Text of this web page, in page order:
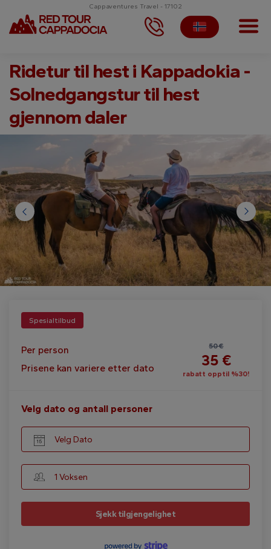
Cappaventures Travel - 17102
Ridetur til hest i Kappadokia -
Solnedgangstur til hest
gjennom daler
Spesialtilbud
Per person
Prisene kan variere etter dato
50 €
35 €
rabatt opptil %30!
Velg dato og antall personer
Velg Dato
1 Voksen
Sjekk tilgjengelighet